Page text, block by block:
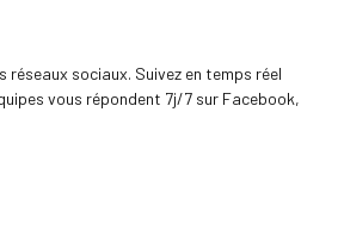
réseaux sociaux. Suivez en temps réel
vous répondent 7j/7 sur Facebook,